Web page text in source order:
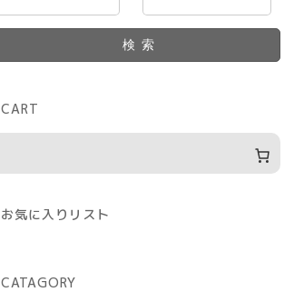
検索
CART
お気に入りリスト
CATAGORY